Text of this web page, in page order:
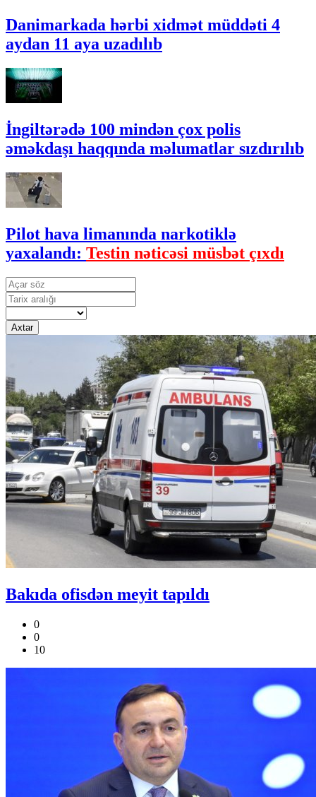
Danimarkada hərbi xidmət müddəti 4
aydan 11 aya uzadılıb
İngiltərədə 100 mindən çox polis
əməkdaşı haqqında məlumatlar sızdırılıb
Pilot hava limanında narkotiklə
yaxalandı: Testin nəticəsi müsbət çıxdı
Axtar
Bakıda ofisdən meyit tapıldı
0
0
10